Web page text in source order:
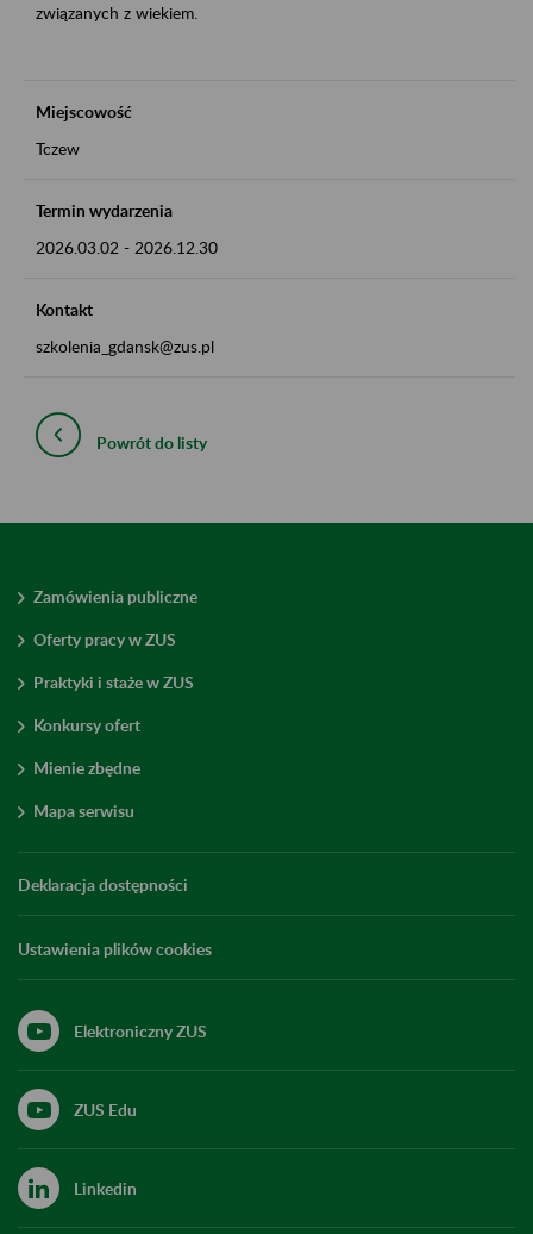
związanych z wiekiem.
Miejscowość
Tczew
Termin wydarzenia
2026.03.02 - 2026.12.30
Kontakt
szkolenia_gdansk@zus.pl
Powrót do listy
Zamówienia publiczne
Oferty pracy w ZUS
Praktyki i staże w ZUS
Konkursy ofert
Mienie zbędne
Mapa serwisu
Deklaracja dostępności
Ustawienia plików cookies
Elektroniczny ZUS
ZUS Edu
Linkedin